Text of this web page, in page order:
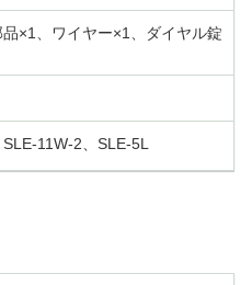
×1、ワイヤー×1、ダイヤル錠
11W-2、SLE-5L